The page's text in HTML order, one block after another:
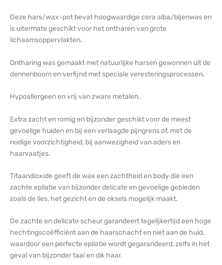
Deze hars/wax-pot bevat hoogwaardige cera alba/bijenwas en
is uitermate geschikt voor het ontharen van grote
lichaamsoppervlakten.
Ontharing was gemaakt met natuurlijke harsen gewonnen uit de
dennenboom en verfijnd met speciale veresteringsprocessen.
Hypoallergeen en vrij van zware metalen.
Extra zacht en romig en bijzonder geschikt voor de meest
gevoelige huiden en bij een verlaagde pijngrens of, met de
nodige voorzichtigheid, bij aanwezigheid van aders en
haarvaatjes.
Titaandioxide geeft de wax een zachtheid en body die een
zachte epilatie van bijzonder delicate en gevoelige gebieden
zoals de lies, het gezicht en de oksels mogelijk maakt.
De zachte en delicate scheur garandeert tegelijkertijd een hoge
hechtingscoëfficiënt aan de haarschacht en niet aan de huid,
waardoor een perfecte epilatie wordt gegarandeerd, zelfs in het
geval van bijzonder taai en dik haar.